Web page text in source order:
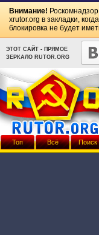
Внимание!
xrutor.org в закладки,
блокировка не будет
ЭТОТ САЙТ - ПРЯМОЕ
ЗЕРКАЛО RUTOR.ORG